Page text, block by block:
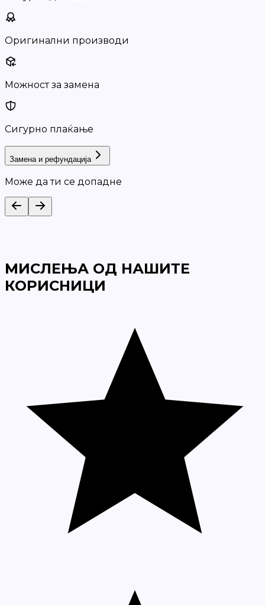
Оригинални производи
Можност за замена
Сигурно плаќање
Замена и рефундација
Може да ти се допадне
МИСЛЕЊА ОД НАШИТЕ
КОРИСНИЦИ